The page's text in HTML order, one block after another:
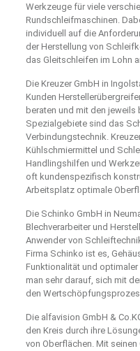
Werkzeuge für viele
Rundschleifmaschinen.
individuell auf die
der Herstellung von
das Gleitschleifen im Lohn
Die Kreuzer GmbH in
Kunden
beraten und mit den
Spezialgebiete sind das
Verbindungstechnik.
Kühlschmiermittel und
Handlingshilfen und
oft kundenspezifisch
Arbeitsplatz optimale
Die Schinko GmbH in
Blechverarbeiter und
Anwender von
Firma Schinko ist es,
Funktionalität und
man sehr darauf, sich mit
den
Die alfavision GmbH &
den Kreis durch ihre
von Oberflächen. Mit